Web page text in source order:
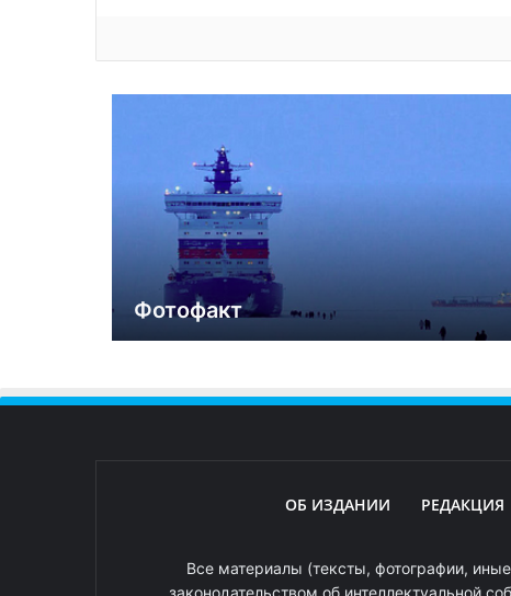
Фотофакт
ОБ ИЗДАНИИ РЕДАКЦИЯ
Все материалы (тексты, фотографии, иные
законодательством об интеллектуальной